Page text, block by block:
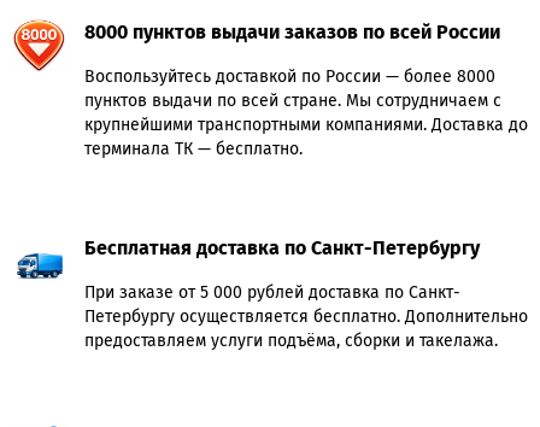
8000 пунктов выдачи заказов по всей России
Воспользуйтесь доставкой по России — более 8000
пунктов выдачи по всей стране. Мы сотрудничаем с
крупнейшими транспортными компаниями. Доставка до
терминала ТК — бесплатно.
Бесплатная доставка по Санкт-Петербургу
При заказе от 5 000 рублей доставка по Санкт-
Петербургу осуществляется бесплатно. Дополнительно
предоставляем услуги подъёма, сборки и такелажа.